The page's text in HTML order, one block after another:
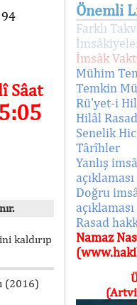
94
Sâat
kaldırıp
(2016)
Önemli
Farklı
İmsâk
Mühim
Temkin
Rü'yet-i
Hilâl
Senelik
Târîhler
Yanlış
açıklaması
Doğru
açıklaması
Rasad
Namaz